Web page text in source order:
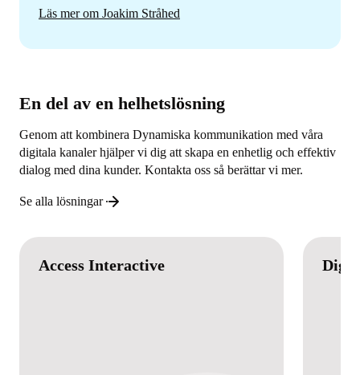
Läs mer om Joakim Stråhed
En del av en helhetslösning
Genom att kombinera Dynamiska kommunikation med våra
digitala kanaler hjälper vi dig att skapa en enhetlig och effektiv
dialog med dina kunder. Kontakta oss så berättar vi mer.
Se alla lösningar
Access Interactive